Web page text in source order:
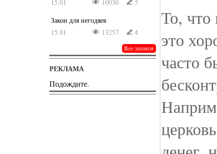
15.01
10030
5
Закон для негодяев
15.01
13257 4
РЕКЛАМА
Подождите.
То, что
это
часто